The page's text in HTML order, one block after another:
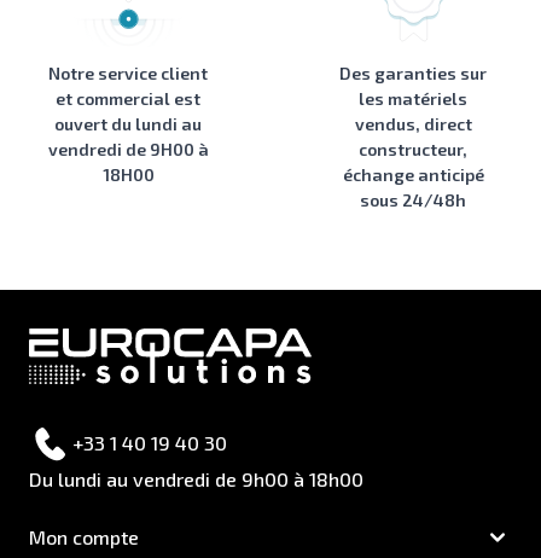
Notre service client
et commercial est
ouvert du lundi au
vendredi de 9H00 à
18H00
Des garanties sur
les matériels
vendus, direct
constructeur,
échange anticipé
sous 24/48h
+33 1 40 19 40 30
Du lundi au vendredi de 9h00 à 18h00
Mon compte